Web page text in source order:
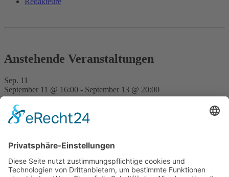
Anstehende Veranstaltungen
Sep. 11
September 11 @ 16:00 - September 13 @ 20:00
FVD Kongress auf der Bude Gera
Traditionell erste FVD-Weihnachtsfeier auf Bude
Hilpoltstein